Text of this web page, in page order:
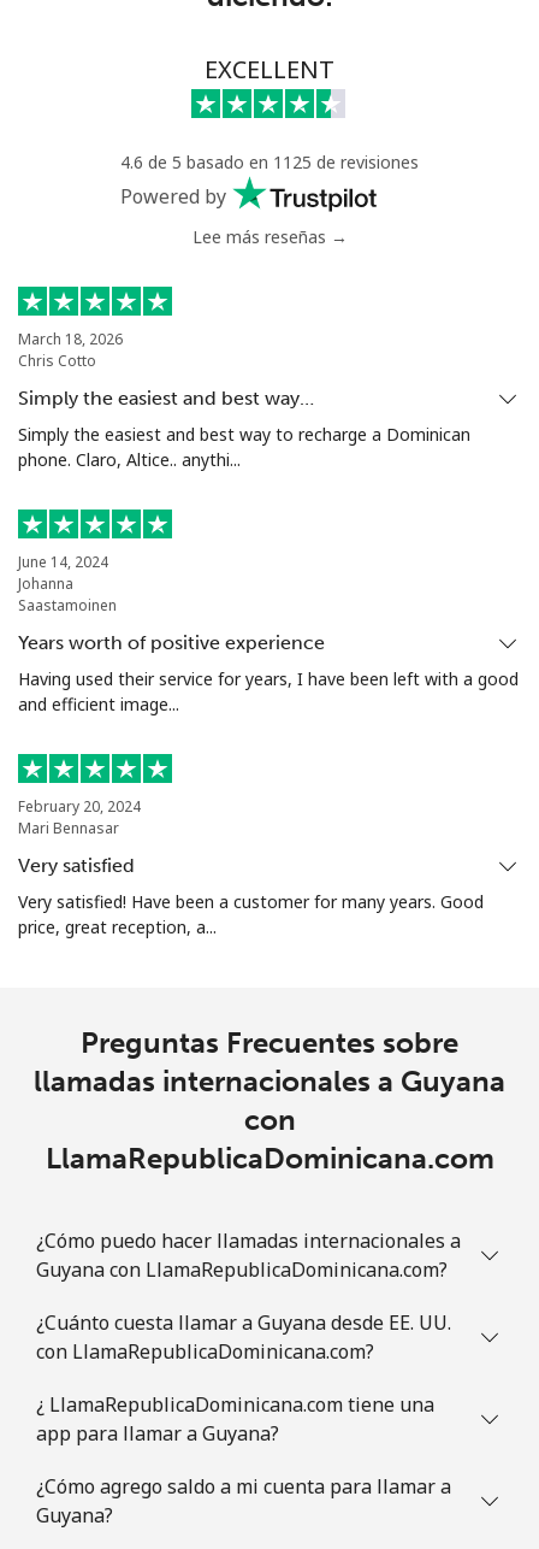
⁦1.5¢⁩
333 min por
⁦1.5¢⁩
333 min por
Greenland
Línea fija
Celular ⁦10.5¢⁩
47 min por
Grenada
Línea fija
Celular ⁦28.5¢⁩
17 min por
Guadeloupe
Línea fija
Celular ⁦26.5¢⁩
18 min por
-
All country ⁦3.9¢⁩
128 min por
⁦€5⁩
Guatemala
⁦€5⁩
⁦€5⁩
Línea fija ⁦58.9¢⁩
Celular 9 min por ⁦€5⁩ ⁦28¢⁩
EXCELLENT
4.6 de 5 basado en 1125 de revisiones
Powered by
Lee más reseñas →
March 18, 2026
Chris Cotto
Simply the easiest and best way…
Simply the easiest and best way to recharge a Dominican
phone. Claro, Altice.. anythi...
June 14, 2024
Johanna
Saastamoinen
Years worth of positive experience
Having used their service for years, I have been left with a good
and efficient image...
February 20, 2024
Mari Bennasar
Very satisfied
Very satisfied! Have been a customer for many years. Good
price, great reception, a...
Preguntas Frecuentes sobre
llamadas internacionales a Guyana
con
LlamaRepublicaDominicana.com
¿Cómo puedo hacer llamadas internacionales a
Guyana con LlamaRepublicaDominicana.com?
¿Cuánto cuesta llamar a Guyana desde EE. UU.
con LlamaRepublicaDominicana.com?
¿ LlamaRepublicaDominicana.com tiene una
app para llamar a Guyana?
¿Cómo agrego saldo a mi cuenta para llamar a
Guyana?